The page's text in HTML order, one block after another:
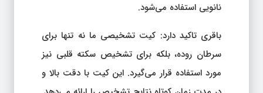
نانویی استفاده می‌شود.
باقری تاکید دارد: کیت تشخیصی ما نه تنها برای
سرطان روده، بلکه برای تشخیص سکته قلبی نیز
مورد استفاده قرار می‌گیرد. این کیت با دقت بالا و